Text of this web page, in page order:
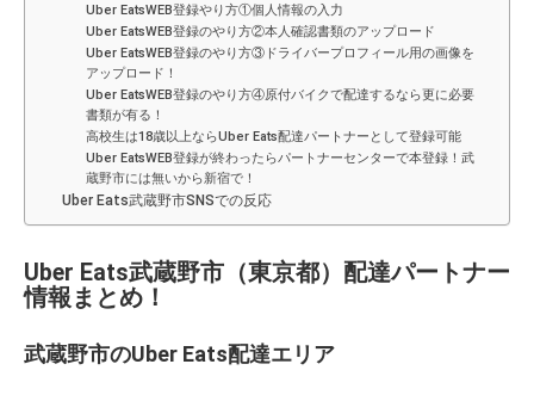
Uber EatsWEB登録やり方①個人情報の入力
Uber EatsWEB登録のやり方②本人確認書類のアップロード
Uber EatsWEB登録のやり方③ドライバープロフィール用の画像を
アップロード！
Uber EatsWEB登録のやり方④原付バイクで配達するなら更に必要
書類が有る！
高校生は18歳以上ならUber Eats配達パートナーとして登録可能
Uber EatsWEB登録が終わったらパートナーセンターで本登録！武
蔵野市には無いから新宿で！
Uber Eats武蔵野市SNSでの反応
Uber Eats武蔵野市（東京都）配達パートナー
情報まとめ！
武蔵野市のUber Eats配達エリア